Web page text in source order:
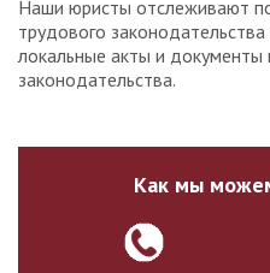
Наши юристы отслеживают
трудового
локальные акты и документы
законодательства.
Как мы